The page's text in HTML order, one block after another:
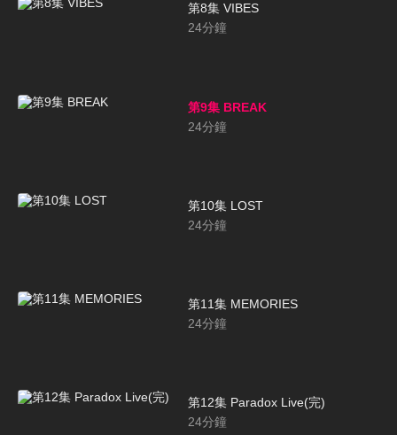
第8集 VIBES
24分鐘
第9集 BREAK
24分鐘
第10集 LOST
24分鐘
第11集 MEMORIES
24分鐘
第12集 Paradox Live(完)
24分鐘